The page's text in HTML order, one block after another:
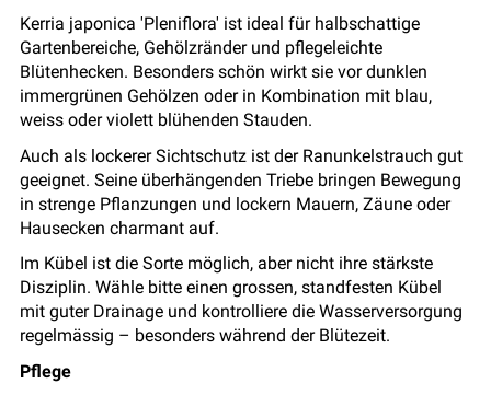
Kerria japonica 'Pleniflora' ist ideal für halbschattige
Gartenbereiche, Gehölzränder und pflegeleichte
Blütenhecken. Besonders schön wirkt sie vor dunklen
immergrünen Gehölzen oder in Kombination mit blau,
weiss oder violett blühenden Stauden.
Auch als lockerer Sichtschutz ist der Ranunkelstrauch gut
geeignet. Seine überhängenden Triebe bringen Bewegung
in strenge Pflanzungen und lockern Mauern, Zäune oder
Hausecken charmant auf.
Im Kübel ist die Sorte möglich, aber nicht ihre stärkste
Disziplin. Wähle bitte einen grossen, standfesten Kübel
mit guter Drainage und kontrolliere die Wasserversorgung
regelmässig – besonders während der Blütezeit.
Pflege